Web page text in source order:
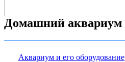
Домашний аквариум
Аквариум и его оборудование